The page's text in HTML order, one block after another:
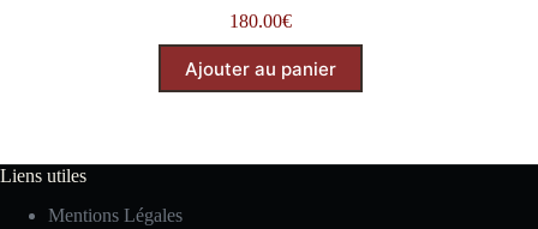
180.00€
Ajouter au panier
Liens utiles
Mentions Légales